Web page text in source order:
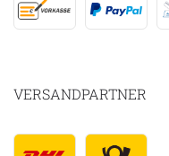
VERSANDPARTNER